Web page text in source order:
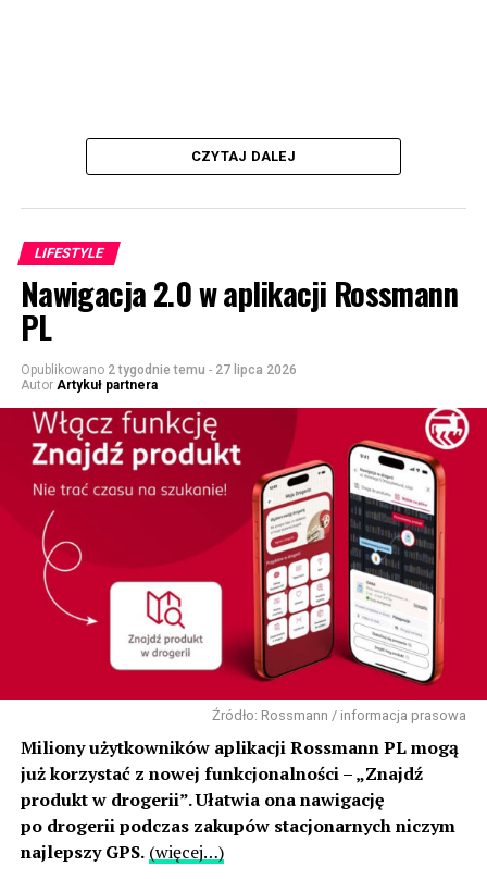
CZYTAJ DALEJ
LIFESTYLE
Nawigacja 2.0 w aplikacji Rossmann
PL
Opublikowano 2 tygodnie temu - 27 lipca 2026
Autor Artykuł partnera
Źródło: Rossmann / informacja prasowa
Miliony użytkowników aplikacji Rossmann PL mogą
już korzystać z nowej funkcjonalności – „Znajdź
produkt w drogerii”. Ułatwia ona nawigację
po drogerii podczas zakupów stacjonarnych niczym
najlepszy GPS. (więcej…)